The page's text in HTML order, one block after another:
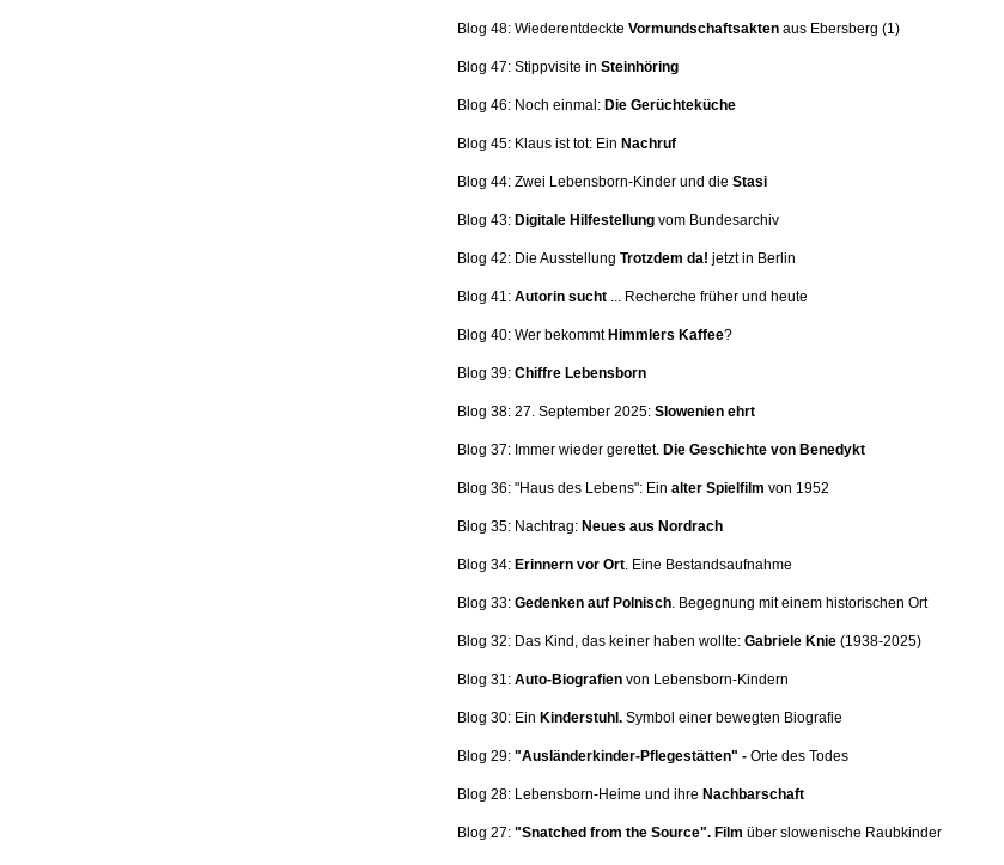
Blog 48: Wiederentdeckte Vormundschaftsakten aus Ebersberg (1)
Blog 47: Stippvisite in Steinhöring
Blog 46: Noch einmal: Die Gerüchteküche
Blog 45: Klaus ist tot: Ein Nachruf
Blog 44: Zwei Lebensborn-Kinder und die Stasi
Blog 43: Digitale Hilfestellung vom Bundesarchiv
Blog 42: Die Ausstellung Trotzdem da! jetzt in Berlin
Blog 41: Autorin sucht ... Recherche früher und heute
Blog 40: Wer bekommt Himmlers Kaffee?
Blog 39: Chiffre Lebensborn
Blog 38: 27. September 2025: Slowenien ehrt
Blog 37: Immer wieder gerettet. Die Geschichte von Benedykt
Blog 36: "Haus des Lebens": Ein alter Spielfilm von 1952
Blog 35: Nachtrag: Neues aus Nordrach
Blog 34: Erinnern vor Ort. Eine Bestandsaufnahme
Blog 33: Gedenken auf Polnisch. Begegnung mit einem historischen Ort
Blog 32: Das Kind, das keiner haben wollte: Gabriele Knie (1938-2025)
Blog 31: Auto-Biografien von Lebensborn-Kindern
Blog 30: Ein Kinderstuhl. Symbol einer bewegten Biografie
Blog 29: "Ausländerkinder-Pflegestätten" - Orte des Todes
Blog 28: Lebensborn-Heime und ihre Nachbarschaft
Blog 27: "Snatched from the Source". Film über slowenische Raubkinder